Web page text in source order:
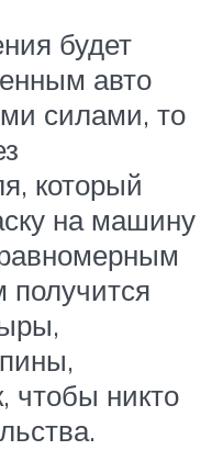
будет
авто
силами, то
который
на машину
чтобы никто